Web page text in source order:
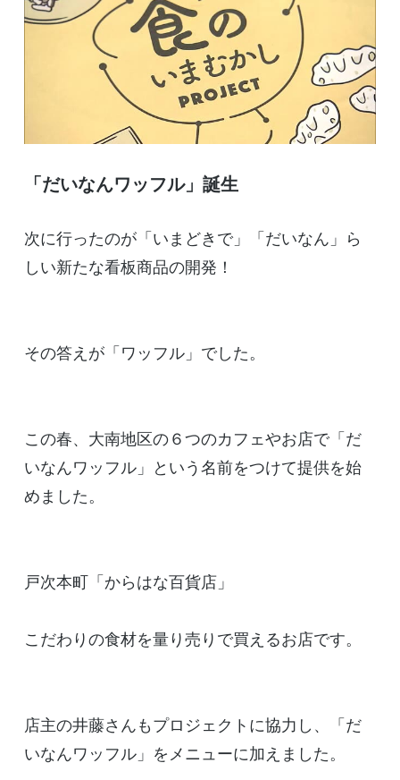
「だいなんワッフル」誕生
次に行ったのが「いまどきで」「だいなん」ら
しい新たな看板商品の開発！
その答えが「ワッフル」でした。
この春、大南地区の６つのカフェやお店で「だ
いなんワッフル」という名前をつけて提供を始
めました。
戸次本町「からはな百貨店」
こだわりの食材を量り売りで買えるお店です。
店主の井藤さんもプロジェクトに協力し、「だ
いなんワッフル」をメニューに加えました。